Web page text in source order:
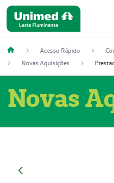
Acesso Rápido
Novas Aquisições
Novas